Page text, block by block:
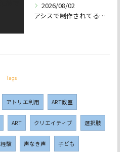
2026/08/02
アシスで制作されてる油絵です！
Tags
アトリエ利用 ART教室
ART クリエイティブ 選択肢
経験 声なき声 子ども